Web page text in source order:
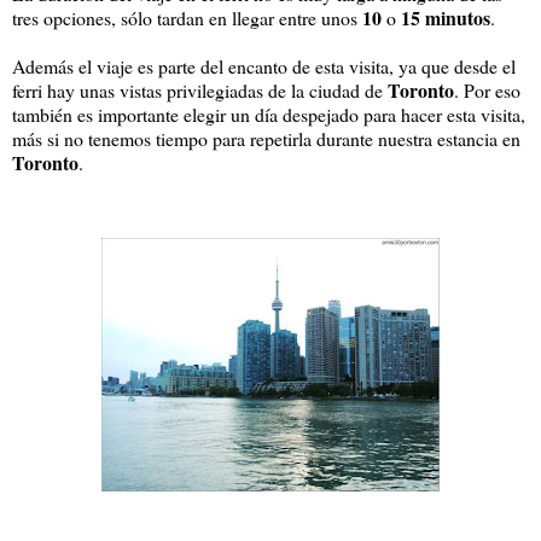
tres opciones, sólo tardan en llegar entre unos 10o 15minutos.
Además el viaje es parte del encanto de esta visita, ya que desde el
ferri hay unas vistas privilegiadas de la ciudad deToronto. Por eso
también es importante elegir un día despejado para hacer esta visita,
más si no tenemos tiempo para repetirla durante nuestra estancia en
Toronto.